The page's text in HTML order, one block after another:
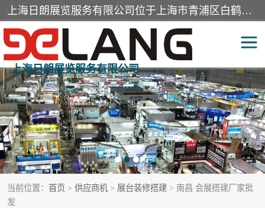
上海日朗展览服务有限公司位于上海市青浦区白鹤镇，营业范围有展览展示会务服务，室内装饰设计及施工，展示道具设计制作，舞台设计，图文设计，灯箱制作，园林绿化工程，广告装潢材料，建筑材料，办公用品，工艺礼品日用百货销售。
上海日朗展览服务有限公司
当前位置： 首页 > 供应商机 > 展台装修搭建 > 南昌 会展搭建厂家批
发
展台装修搭建 活动会议执行
展厅装修 专柜制作
展会装修设计 展会搭建
活动策划 展会服务